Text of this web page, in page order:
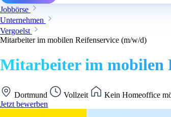
Jobbörse
Unternehmen
Vergoelst
Mitarbeiter im mobilen Reifenservice (m/w/d)
Mitarbeiter im mobilen
Dortmund Vollzeit
Kein Homeoffice
Jetzt bewerben